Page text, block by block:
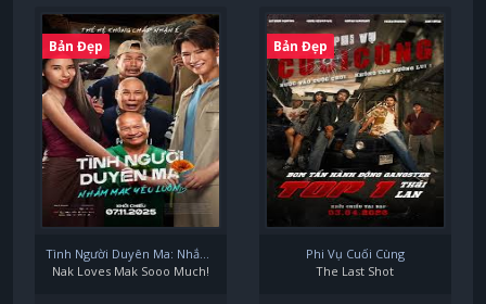
Bản Đẹp
Tình Người Duyên Ma: Nhắm Mak Yêu Luôn
Nak Loves Mak Sooo Much!
Bản Đẹp
Phi Vụ Cuối Cùng
The Last Shot